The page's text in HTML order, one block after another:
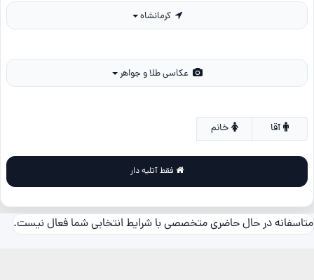
کرمانشاه
خانم
متاسفانه در حال حاضری متخصصی با شرایط انتخابی شما فعال نیست.